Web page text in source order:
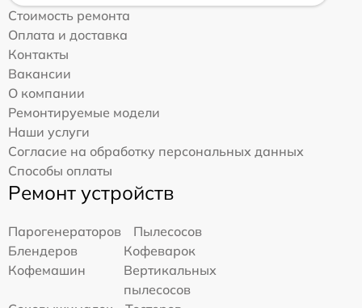
Стоимость ремонта
Оплата и доставка
Контакты
Вакансии
О компании
Ремонтируемые модели
Наши услуги
Согласие на обработку персональных данных
Способы оплаты
Ремонт устройств
Парогенераторов
Пылесосов
Блендеров
Кофеварок
Кофемашин
Вертикальных
пылесосов